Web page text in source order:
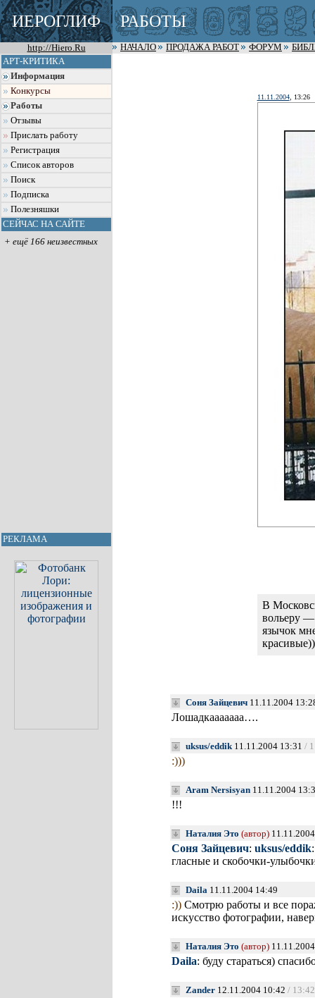
ИЕРОГЛИФ РАБОТЫ
http://Hiero.Ru НАЧАЛО ПРОДАЖА РАБОТ ФОРУМ
АРТ-КРИТИКА
Информация
Конкурсы
Работы
Отзывы
Прислать работу
Регистрация
Список авторов
Поиск
Подписка
Полезняшки
СЕЙЧАС НА САЙТЕ
+ ещё 166 неизвестных
РЕКЛАМА
11.11.2004, 13:26
В
вольеру
язычок
красивые))
Соня Зайцевич 11.11.2004
Лошадкааааааа….
uksus/eddik11.11.2004 13:31 /
:)))
Aram Nersisyan 11.11.2004
!!!
Наталия Это (автор)
Соня Зайцевич: uksus/eddik
гласные и скобочки-
Daila 11.11.2004 14:49
:)) Смотрю работы и все
искусство фотографии,
Наталия Это (автор)
Daila: буду стараться)
Zander 12.11.2004 10:42 / 13:42